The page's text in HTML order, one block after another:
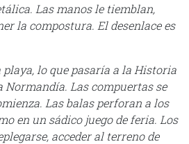
Las manos le tiemblan,
la compostura. El desenlace es
lo que pasaría a la Historia
Normandía. Las compuertas se
Las balas perforan a los
en un sádico juego de feria. Los
acceder al terreno de